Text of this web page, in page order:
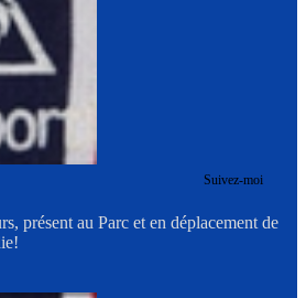
Suivez-moi
présent au Parc et en déplacement de